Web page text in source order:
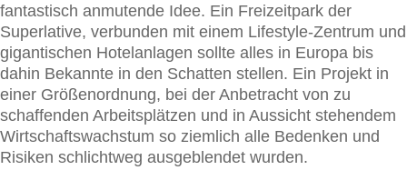
fantastisch anmutende Idee. Ein Freizeitpark der
Superlative, verbunden mit einem Lifestyle-Zentrum und
gigantischen Hotelanlagen sollte alles in Europa bis
dahin Bekannte in den Schatten stellen. Ein Projekt in
einer Größenordnung, bei der Anbetracht von zu
schaffenden Arbeitsplätzen und in Aussicht stehendem
Wirtschaftswachstum so ziemlich alle Bedenken und
Risiken schlichtweg ausgeblendet wurden.